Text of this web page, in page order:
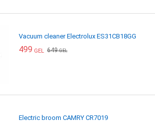
Vacuum cleaner Electrolux ES31CB18GG
499 GEL 649GEL
Electric broom CAMRY CR7019